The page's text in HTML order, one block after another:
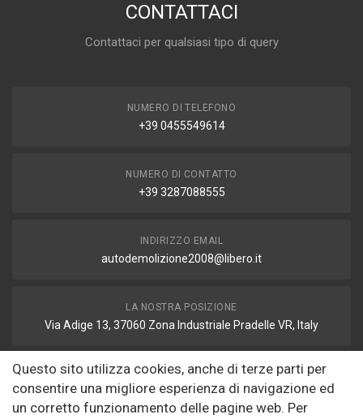
CONTATTACI
Contattaci per qualsiasi tipo di query
NUMERO DI TELEFONO
+39 0455549614
NUMERO DI CONTATTO
+39 3287088555
INDIRIZZO EMAIL
autodemolizione2008@libero.it
LA NOSTRA POSIZIONE
Via Adige 13, 37060 Zona Industriale Pradelle VR, Italy
FAX
autodemolizione2008@libero.it
Questo sito utilizza cookies, anche di terze parti per
consentire una migliore esperienza di navigazione ed
un corretto funzionamento delle pagine web. Per